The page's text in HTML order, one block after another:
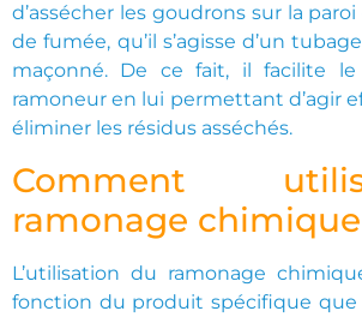
d’assécher les goudrons sur la
de fumée, qu’il s’agisse d’un
maçonné. De ce fait, il facilite
ramoneur en lui permettant d’agir
éliminer les résidus asséchés.
Comment
ramonage
L’utilisation du ramonage
fonction du produit spécifique que